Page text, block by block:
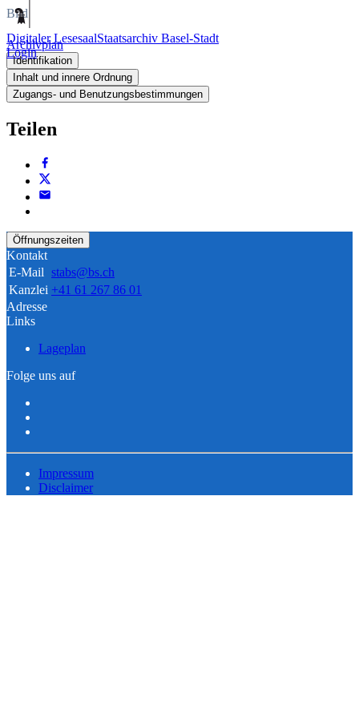
Digitaler LesesaalStaatsarchiv Basel-Stadt
Login
Bild
Archivplan
Identifikation
Inhalt und innere Ordnung
Zugangs- und Benutzungsbestimmungen
Teilen
Öffnungszeiten
Kontakt
E-Mail stabs@bs.ch
Kanzlei +41 61 267 86 01
Adresse
Links
Lageplan
Folge uns auf
Impressum
Disclaimer